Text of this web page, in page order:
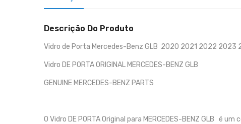
Descrição Do Produto
Vidro de Porta Mercedes-Benz GLB 2020 2021 2022 2023
Vidro DE PORTA ORIGINAL MERCEDES-BENZ GLB
GENUINE MERCEDES-BENZ PARTS
O Vidro DE PORTA Original para MERCEDES-BENZ GLB é